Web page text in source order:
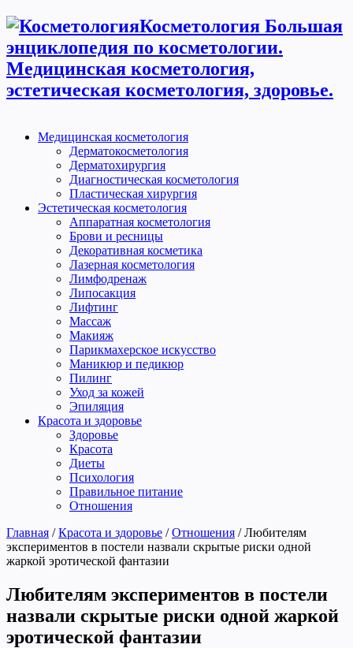
Косметология Большая
энциклопедия по косметологии.
Медицинская косметология,
эстетическая косметология, здоровье.
Медицинская косметология
Дерматокосметология
Дерматохирургия
Диагностическая косметология
Пластическая хирургия
Эстетическая косметология
Аппаратная косметология
Брови и ресницы
Декоративная косметика
Лазерная косметология
Лимфодренаж
Липосакция
Лифтинг
Массаж
Макияж
Парикмахерское искусство
Маникюр и педикюр
Пилинг
Уход за кожей
Эпиляция
Красота и здоровье
Здоровье
Красота
Диеты
Психология
Правильное питание
Отношения
Главная / Красота и здоровье / Отношения / Любителям
экспериментов в постели назвали скрытые риски одной
жаркой эротической фантазии
Любителям экспериментов в постели
назвали скрытые риски одной жаркой
эротической фантазии